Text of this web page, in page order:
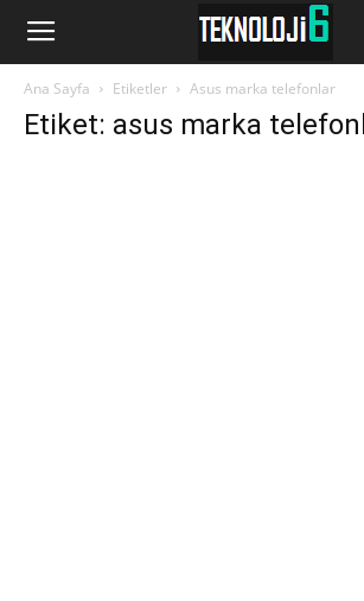
www.Teknoloji6.com
Ana Sayfa Etiketler Asus marka telefonlar
Etiket: asus marka